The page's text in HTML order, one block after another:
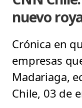
nuevo
Crónica en
empresas
Madariaga,
Chile, 03 de